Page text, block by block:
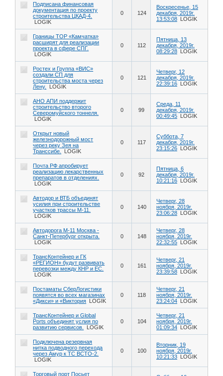
Подписана финансовая
документация по проекту
строительства ЦКАД-4.
LOGIK
0 124
Воскресенье, 15
декабря, 2019г.
13:53:08 LOGIK
Границы ТОР «Камчатка»
расширят для реализации
проекта в сфере СПГ.
LOGIK
0 112
Пятница, 13
декабря, 2019г.
08:29:28 LOGIK
Ростех и Группа «ВИС»
создали СП для
строительства моста через
Лену.
LOGIK
0 121
Четверг, 12
декабря, 2019г.
22:39:16 LOGIK
АНО АПИ поддержит
строительство второго
Северомуйского тоннеля.
LOGIK
0 99
Среда, 11
декабря, 2019г.
00:49:45 LOGIK
Открыт новый
железнодорожный мост
через реку Зея на
Транссибе.
LOGIK
0 117
Суббота, 7
декабря, 2019г.
23:15:26 LOGIK
Почта РФ апробирует
реализацию лекарственных
препаратов в отделениях.
LOGIK
0 92
Пятница, 6
декабря, 2019г.
10:21:16 LOGIK
Автодор и ВТБ объединят
усилия при строительстве
участков трассы М-11.
LOGIK
0 140
Четверг, 28
ноября, 2019г.
23:06:28 LOGIK
Автодорога М-11 Москва -
Санкт-Петербург открыта.
LOGIK
0 148
Четверг, 28
ноября, 2019г.
22:32:55 LOGIK
ТрансКонтейнер и ГК
«РЕГИОН» будут развивать
перевозки между КНР и ЕС.
LOGIK
0 161
Четверг, 21
ноября, 2019г.
23:39:58 LOGIK
Постаматы СберЛогистики
появятся во всех магазинах
«Дикси» и «Виктория LOGIK
0 118
Четверг, 21
ноября, 2019г.
23:24:04 LOGIK
ТрансКонтейнер и Global
Ports объединят услия по
развитию сервисов.
LOGIK
0 104
Четверг, 21
ноября, 2019г.
01:09:34 LOGIK
Подключена резервная
нитка подводного перехода
через Амур к ТС ВСТО-2.
LOGIK
0 100
Вторник, 19
ноября, 2019г.
10:21:33 LOGIK
Торговый порт Посьет